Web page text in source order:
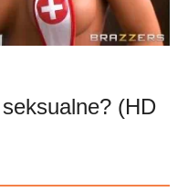
(HD